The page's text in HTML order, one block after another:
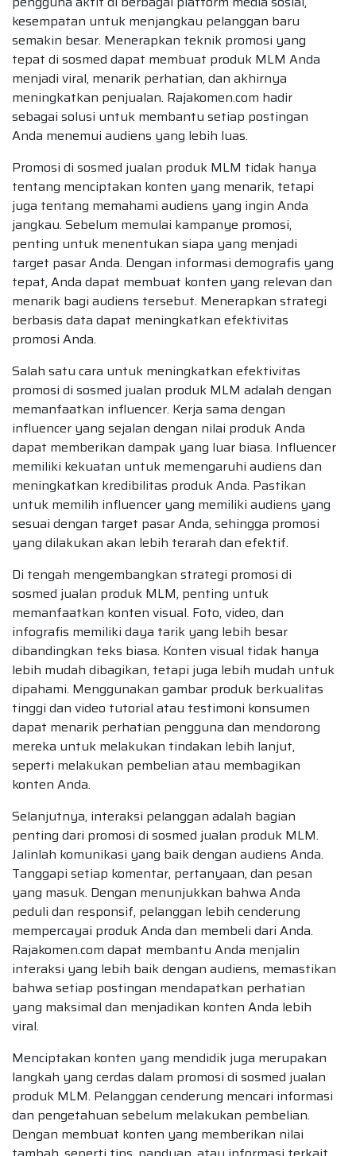
kesempatan untuk menjangkau pelanggan baru
semakin besar. Menerapkan teknik promosi yang
tepat di sosmed dapat membuat produk MLM Anda
menjadi viral, menarik perhatian, dan akhirnya
meningkatkan penjualan. Rajakomen.com hadir
sebagai solusi untuk membantu setiap postingan
Anda menemui audiens yang lebih luas.
Promosi di sosmed jualan produk MLM tidak hanya
tentang menciptakan konten yang menarik, tetapi
juga tentang memahami audiens yang ingin Anda
jangkau. Sebelum memulai kampanye promosi,
penting untuk menentukan siapa yang menjadi
target pasar Anda. Dengan informasi demografis yang
tepat, Anda dapat membuat konten yang relevan dan
menarik bagi audiens tersebut. Menerapkan strategi
berbasis data dapat meningkatkan efektivitas
promosi Anda.
Salah satu cara untuk meningkatkan efektivitas
promosi di sosmed jualan produk MLM adalah dengan
memanfaatkan influencer. Kerja sama dengan
influencer yang sejalan dengan nilai produk Anda
dapat memberikan dampak yang luar biasa. Influencer
memiliki kekuatan untuk memengaruhi audiens dan
meningkatkan kredibilitas produk Anda. Pastikan
untuk memilih influencer yang memiliki audiens yang
sesuai dengan target pasar Anda, sehingga promosi
yang dilakukan akan lebih terarah dan efektif.
Di tengah mengembangkan strategi promosi di
sosmed jualan produk MLM, penting untuk
memanfaatkan konten visual. Foto, video, dan
infografis memiliki daya tarik yang lebih besar
dibandingkan teks biasa. Konten visual tidak hanya
lebih mudah dibagikan, tetapi juga lebih mudah untuk
dipahami. Menggunakan gambar produk berkualitas
tinggi dan video tutorial atau testimoni konsumen
dapat menarik perhatian pengguna dan mendorong
mereka untuk melakukan tindakan lebih lanjut,
seperti melakukan pembelian atau membagikan
konten Anda.
Selanjutnya, interaksi pelanggan adalah bagian
penting dari promosi di sosmed jualan produk MLM.
Jalinlah komunikasi yang baik dengan audiens Anda.
Tanggapi setiap komentar, pertanyaan, dan pesan
yang masuk. Dengan menunjukkan bahwa Anda
peduli dan responsif, pelanggan lebih cenderung
mempercayai produk Anda dan membeli dari Anda.
Rajakomen.com dapat membantu Anda menjalin
interaksi yang lebih baik dengan audiens, memastikan
bahwa setiap postingan mendapatkan perhatian
yang maksimal dan menjadikan konten Anda lebih
viral.
Menciptakan konten yang mendidik juga merupakan
langkah yang cerdas dalam promosi di sosmed jualan
produk MLM. Pelanggan cenderung mencari informasi
dan pengetahuan sebelum melakukan pembelian.
Dengan membuat konten yang memberikan nilai